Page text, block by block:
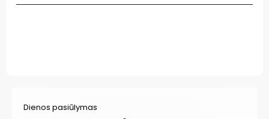
Dienos pasiūlymas